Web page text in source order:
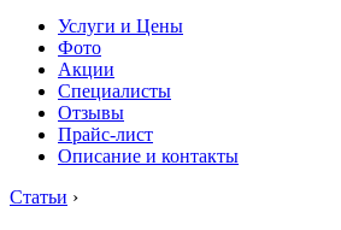
Услуги и Цены
Фото
Акции
Специалисты
Отзывы
Прайс-лист
Описание и контакты
Статьи ›